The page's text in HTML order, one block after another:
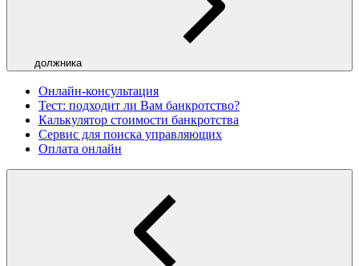
должника
Онлайн-консультация
Тест: подходит ли Вам банкротство?
Калькулятор стоимости банкротства
Сервис для поиска управляющих
Оплата онлайн